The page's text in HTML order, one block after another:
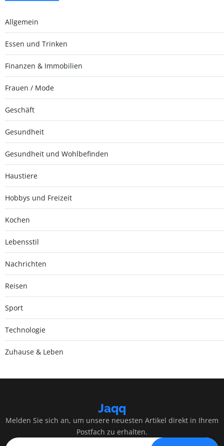
Allgemein
Essen und Trinken
Finanzen & Immobilien
Frauen / Mode
Geschäft
Gesundheit
Gesundheit und Wohlbefinden
Haustiere
Hobbys und Freizeit
Kochen
Lebensstil
Nachrichten
Reisen
Sport
Technologie
Zuhause & Leben
Jaqq
Melden Sie sich an, um unsere neuesten Artikel direkt in Ihrem
Postfach zu erhalten.